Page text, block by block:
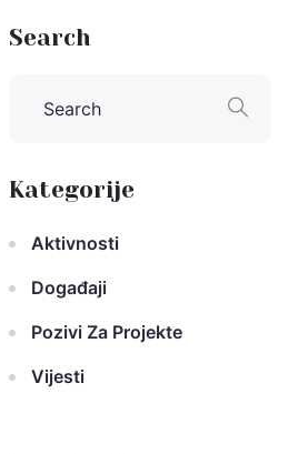
Search
Kategorije
Aktivnosti
Događaji
Pozivi Za Projekte
Vijesti